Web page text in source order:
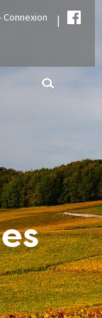
Connexion |